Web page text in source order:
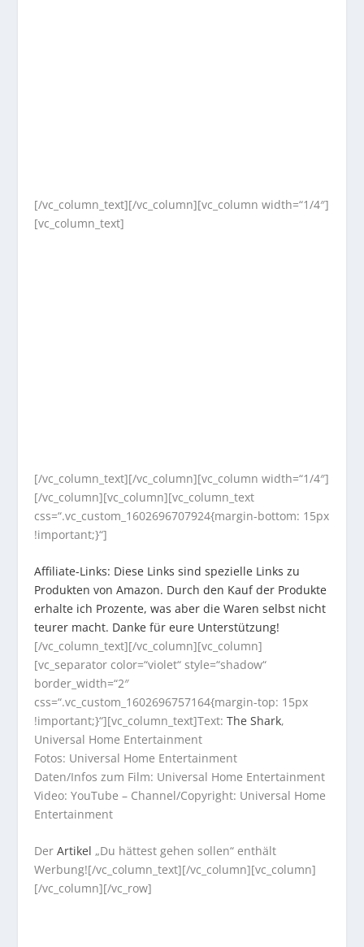
[/vc_column_text][/vc_column][vc_column width=“1/4″]
[vc_column_text]
[/vc_column_text][/vc_column][vc_column width=“1/4″]
[/vc_column][vc_column][vc_column_text
css=“.vc_custom_1602696707924{margin-bottom: 15px
!important;}“]
Affiliate-Links: Diese Links sind spezielle Links zu
Produkten von Amazon. Durch den Kauf der Produkte
erhalte ich Prozente, was aber die Waren selbst nicht
teurer macht. Danke für eure Unterstützung!
[/vc_column_text][/vc_column][vc_column]
[vc_separator color=“violet“ style=“shadow“
border_width=“2″
css=“.vc_custom_1602696757164{margin-top: 15px
!important;}“][vc_column_text]Text:The Shark,
Universal Home Entertainment
Fotos: Universal Home Entertainment
Daten/Infos zum Film: Universal Home Entertainment
Video: YouTube – Channel/Copyright: Universal Home
Entertainment
DerArtikel „Du hättest gehen sollen“ enthält
Werbung![/vc_column_text][/vc_column][vc_column]
[/vc_column][/vc_row]